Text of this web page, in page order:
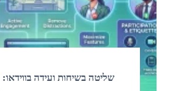
שליטה בשיחות ועידה בווידאו: